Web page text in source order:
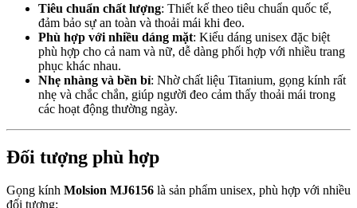
Tiêu chuẩn chất lượng: Thiết kế theo tiêu chuẩn quốc tế,
đảm bảo sự an toàn và thoải mái khi đeo.
Phù hợp với nhiều dáng mặt: Kiểu dáng unisex đặc biệt
phù hợp cho cả nam và nữ, dễ dàng phối hợp với nhiều trang
phục khác nhau.
Nhẹ nhàng và bền bỉ: Nhờ chất liệu Titanium, gọng kính rất
nhẹ và chắc chắn, giúp người đeo cảm thấy thoải mái trong
các hoạt động thường ngày.
Đối tượng phù hợp
Gọng kính Molsion MJ6156 là sản phẩm unisex, phù hợp với nhiều
đối tượng: